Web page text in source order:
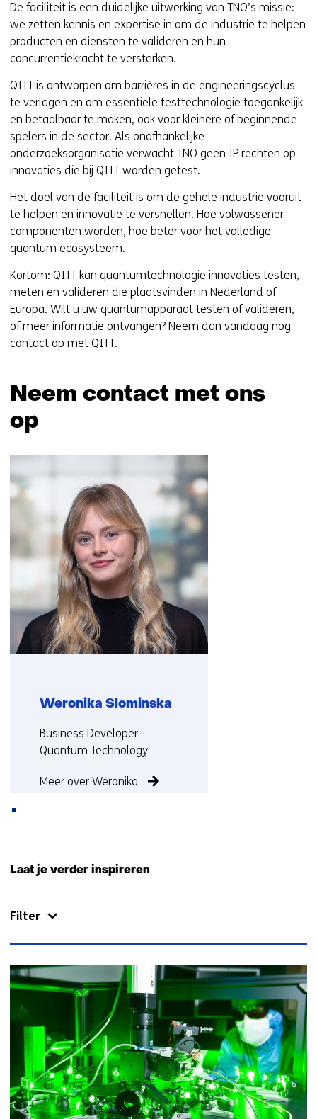
De faciliteit is een duidelijke uitwerking van TNO’s missie:
we zetten kennis en expertise in om de industrie te helpen
producten en diensten te valideren en hun
concurrentiekracht te versterken.
QITT is ontworpen om barrières in de engineeringscyclus
te verlagen en om essentiële testtechnologie toegankelijk
en betaalbaar te maken, ook voor kleinere of beginnende
spelers in de sector. Als onafhankelijke
onderzoeksorganisatie verwacht TNO geen IP rechten op
innovaties die bij QITT worden getest.
Het doel van de faciliteit is om de gehele industrie vooruit
te helpen en innovatie te versnellen. Hoe volwassener
componenten worden, hoe beter voor het volledige
quantum ecosysteem.
Kortom: QITT kan quantumtechnologie innovaties testen,
meten en valideren die plaatsvinden in Nederland of
Europa. Wilt u uw quantumapparaat testen of valideren,
of meer informatie ontvangen? Neem dan vandaag nog
contact op met QITT.
Neem contact met ons
op
(Neem
contact
met
ons
op)
Weronika Slominska
Functie:
Business Developer
Quantum Technology
Meer over Weronika
op)
Laat je verder inspireren
Filter
34
resultaten,
getoond
1
t/m
5